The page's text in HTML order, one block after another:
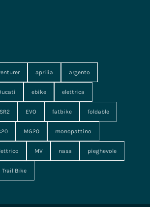
aprilia argento
ebike elettrica
EVO fatbike foldable
MG20 monopattino
MV nasa pieghevole
Trail Bike